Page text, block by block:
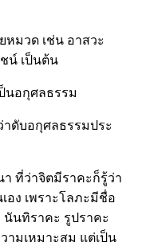
หมวด เช่น อาสวะ
น์ เป็นต้น
นอกุศลธรรม
าดับอกุศลธรรมประ
ที่ว่าจิตมีราคะก็รู้ว่า
อง เพราะโลภะมีชื่อ
นทิราคะ รูปราคะ
มเหมาะสม แต่เป็น